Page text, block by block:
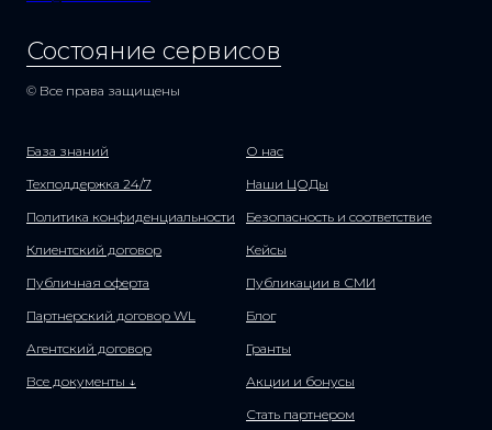
Состояние сервисов
© Все права защищены
База знаний
Техподдержка 24/7
Политика конфиденциальности
Клиентский договор
Публичная оферта
Партнерский договор WL
Агентский договор
Все документы ↓
О нас
Наши ЦОДы
Безопасность и соответствие
Кейсы
Публикации в СМИ
Блог
Гранты
Акции и бонусы
Стать партнером